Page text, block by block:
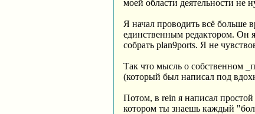
моей области деятельности не
Я начал проводить всё больше
единственным редактором. Он
собрать plan9ports. Я не
Так что мысль о собственном
(который был написал под
Потом, в rein я написал
котором ты знаешь каждый